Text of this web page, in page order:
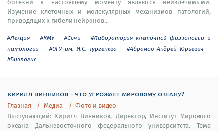
болезни к настоящему моменту являются неизлечимыми.
Изучение клеточных и молекулярных механизмов патологий,
приводящих к гибели нейронов...
#Лекция #КМУ #Сочи
#Лаборатория клеточной физиологии и
патологии
#ОГУ им. И.С. Тургенева
#Абрамов Андрей Юрьевич
#Биология
кирилл винников - что угрожает мировому океану?
Главная Медиа
Фото и видео
Выступающий: Кирилл Винников, Директор, Институт Мирового
океана Дальневосточного федерального университета. Тема